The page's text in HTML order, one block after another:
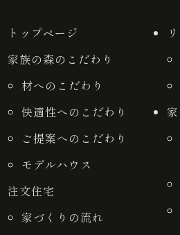
トップページ
家族の森のこだわり
材へのこだわり
快適性へのこだわり
ご提案へのこだわり
モデルハウス
注文住宅
家づくりの流れ